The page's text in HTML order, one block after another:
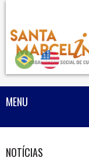
MENU
NOTÍCIAS